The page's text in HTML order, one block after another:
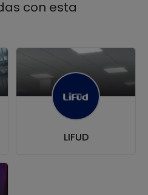
con esta
LIFUD